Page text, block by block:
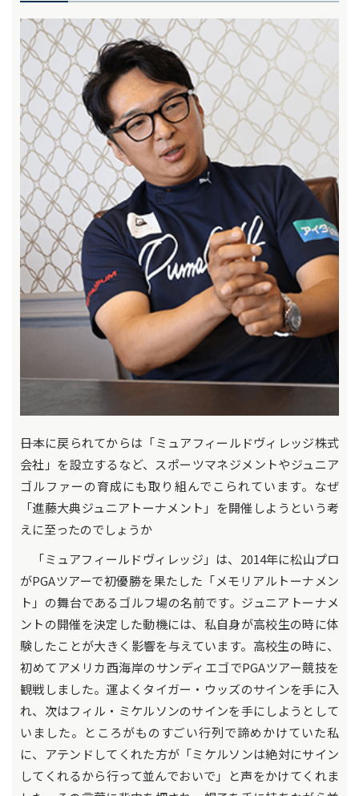
――日本に戻られてからは「ミュアフィールドヴィレッジ株式
会社」を設立するなど、スポーツマネジメントやジュニア
ゴルファーの育成にも取り組んでこられています。なぜ
「進藤大典ジュニアトーナメント」を開催しようという考
えに至ったのでしょうか
「ミュアフィールドヴィレッジ」は、2014年に松山プロ
がPGAツアーで初優勝を果たした「メモリアルトーナメン
ト」の舞台であるゴルフ場の名前です。ジュニアトーナメ
ントの開催を決定した動機には、私自身が高校生の時に体
験したことが大きく影響を与えています。高校生の時に、
初めてアメリカ西海岸のサンディエゴでPGAツアー競技を
観戦しました。運よくタイガー・ウッズのサインを手に入
れ、次はフィル・ミケルソンのサインを手にしようとして
いました。ところがものすごい行列で諦めかけていた私
に、アテンドしてくれた方が「ミケルソンは絶対にサイン
してくれるから行って並んでおいで」と声をかけてくれま